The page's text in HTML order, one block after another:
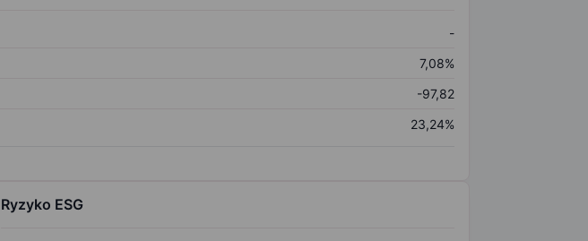
-
7,08%
-97,82
23,24%
Ryzyko ESG